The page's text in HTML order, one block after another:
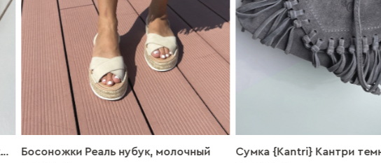
Босоножки Реаль нубук, молочный Сумка {Kantri} Кантри